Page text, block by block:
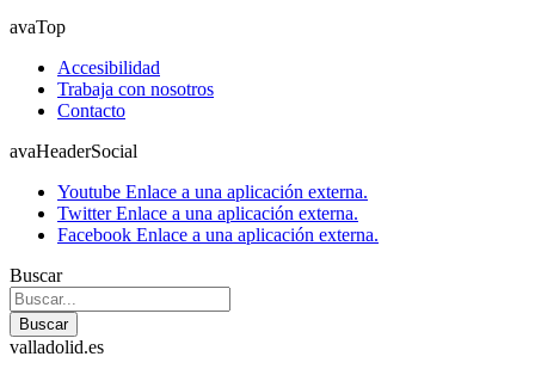
avaTop
Accesibilidad
Trabaja con nosotros
Contacto
avaHeaderSocial
Youtube Enlace a una aplicación externa.
TwitterEnlace a una aplicación externa.
Facebook Enlace a una aplicación externa.
Buscar
Buscar
valladolid.es